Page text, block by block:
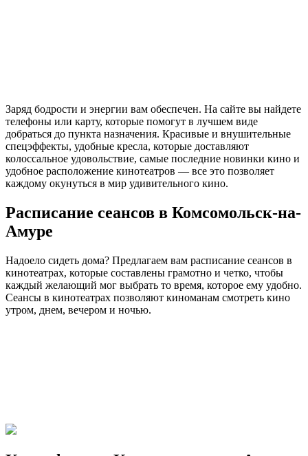
Заряд бодрости и энергии вам обеспечен. На сайте вы найдете
телефоны или карту, которые помогут в лучшем виде
добраться до пункта назначения. Красивые и внушительные
спецэффекты, удобные кресла, которые доставляют
колоссальное удовольствие, самые последние новинки кино и
удобное расположение кинотеатров — все это позволяет
каждому окунуться в мир удивительного кино.
Расписание сеансов в Комсомольск-на-
Амуре
Надоело сидеть дома? Предлагаем вам расписание сеансов в
кинотеатрах, которые составлены грамотно и четко, чтобы
каждый желающий мог выбрать то время, которое ему удобно.
Сеансы в кинотеатрах позволяют киноманам смотреть кино
утром, днем, вечером и ночью.